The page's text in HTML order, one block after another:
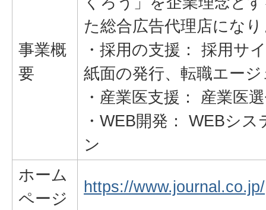
事業概
要
た総合広告代理店にな
・採用の支援： 採用サ
紙面の発行、転職エー
・産業医支援： 産業医
・WEB開発： WEBシ
ン
ホーム
ページ
https://www.journal.co.jp/